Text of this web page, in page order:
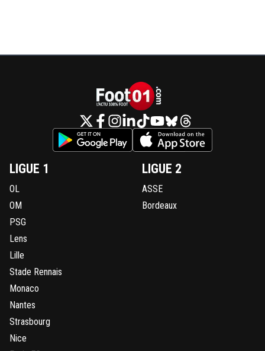
LIGUE 1
OL
OM
PSG
Lens
Lille
Stade Rennais
Monaco
Nantes
Strasbourg
Nice
LIGUE 2
ASSE
Bordeaux